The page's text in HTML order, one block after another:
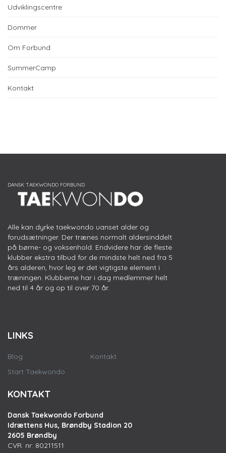
Udviklingscentre
Dommer
Om Forbund
SummerCamp
Kontakt
Alle kan dyrke taekwondo uanset alder og
forudsætninger. Der trænes normalt aldersinddelt
på børne- og voksenhold. Endvidere har de fleste
klubber ekstra tilbud for de mindste helt ned fra 5
års alderen, hvor leg er det vigtigste element i
træningen. Klubberne har i dag medlemmer helt
ned til 4 år og op til over 70 år.
LINKS
Blog
Start Taekwondo
Kontakt
KONTAKT
Dansk Taekwondo Forbund
Idrættens Hus, Brøndby Stadion 20
2605 Brøndby
CVR. nr: 80211511